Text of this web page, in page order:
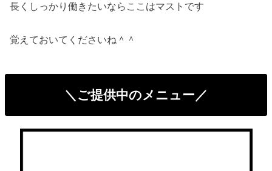
長くしっかり働きたいならここはマストです
覚えておいてくださいね＾＾
＼ご提供中のメニュー／